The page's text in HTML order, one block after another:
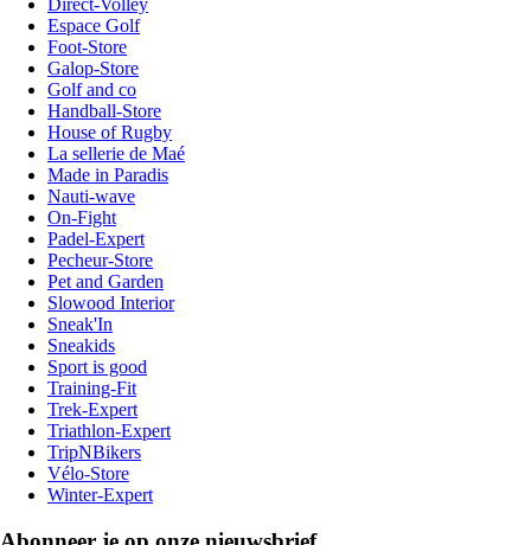
Direct-Volley
Espace Golf
Foot-Store
Galop-Store
Golf and co
Handball-Store
House of Rugby
La sellerie de Maé
Made in Paradis
Nauti-wave
On-Fight
Padel-Expert
Pecheur-Store
Pet and Garden
Slowood Interior
Sneak'In
Sneakids
Sport is good
Training-Fit
Trek-Expert
Triathlon-Expert
TripNBikers
Vélo-Store
Winter-Expert